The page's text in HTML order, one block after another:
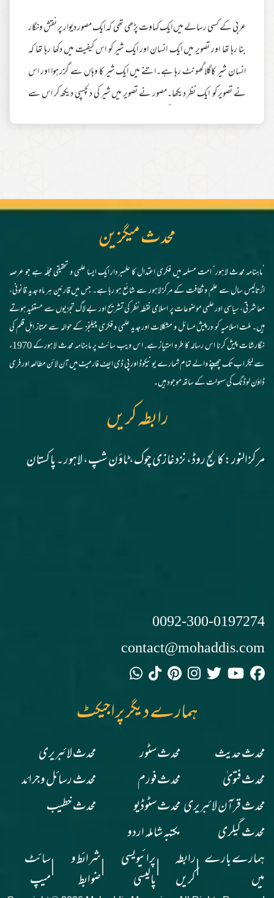
عربی کے کسی رسالے میں ایک کہاوت پڑھی تھی کہ ایک مصور دیوار پر نقش ونگار
بنا رہا تھا اور تصویر میں ایک انسان اور ایک شیر کو اس کیفیت میں دکھا رہا تھا کہ
انسان شیر کاگلا گھونٹ رہا ہے۔اتنے میں ایک شیر کا وہاں سے گزر ہوا اور اس
نے تصویر کو ایک نظر دیکھا۔مصور نے تصویر میں شیر کی دلچسپی دیکھ کر اس سے
محدث میگزین
’ماہنامہ محدث لاہور‘ امت مسلمہ میں فکری اعتدال کا علمبردار ایک ایسا علمی و تحقیقی مجلّہ ہے جو عرصہ
اڑتالیس سال سے علم و ثقافت کے مرکز لاہور سے شائع ہو رہا ہے۔ جس میں قارئین ہر ماہ جدید قانونی،
معاشرتی، سیاسی اور علمی موضوعات پر اسلامی نقطہ نظر کی تشریح اور بے لاگ تجزیوں سے مستفید ہوتے
ہیں۔ ملت اسلامیہ کو درپیش مسائل و مشکلات اور جدید علمی و فکری چیلنجز کے حوالہ سے ممتاز اہل قلم کی
نگارشات پیش کرنا اس رسالہ کا طرہ امتیاز ہے. اس ویب سائٹ پر ماہنامہ محدث لاہورکے 1970ء
سے لیکر اب تک چھپنے والے تمام شمارے یونیکوڈ اور پی ڈی ایف فارمیٹ میں آن لائن مطالعہ اور فری
ڈاؤن لوڈنگ کی سہولت کے ساتھ موجود ہیں۔
رابطہ کریں
مرکز النور: کالج روڈ، نزد غازی چوک، ٹاؤن شپ، لاہور ۔ پاکستان
0092-300-0197274
contact@mohaddis.com
ہمارے دیگر پراجیکٹ
محدث حدیث محدث سٹور
محدث لائبریری
محدث فتویٰ
محدث فورم
محدث رسائل وجرائد
محدث قرآن لائبریریمحدث سٹوڈیو
محدث خطیب
محدث گیلری
مکتبہ شاملہ اردو
ہمارے بارے
میں
|رابطہ
کریں
|پرائیویسی
پالیسی
|شرائط و
ضوابط
|سائٹ
میپ